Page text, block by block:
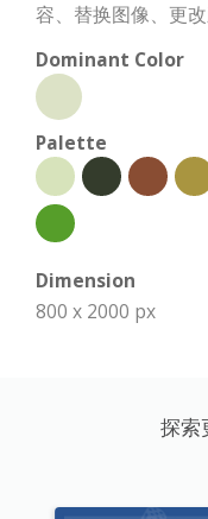
容、替换图像、更
Dominant Color
Palette
Dimension
800 x 2000 px
探索